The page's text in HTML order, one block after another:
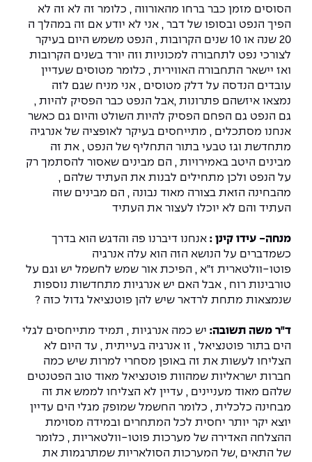
הסוסים מזמן כבר ברחו מהאורווה , כלומר זה לא זה לא
הפיך הנפט ובסופו של דבר , אני לא יודע אם זה במהלך ה
20 שנה או 10 שנים הקרובות , הנפט משמש היום בעיקר
לצורכי נפט לתחבורה למכוניות וזה יורד בשנים הקרובות
ואז יישאר התחבורה האווירית , כלומר מטוסים שעדיין
עובדים הנדסה על דלק מטוסים , אני מניח שגם לזה
נמצאו איזשהם פתרונות ,אבל הנפט כבר הפסיק להיות ,
גם הנפט גם הפחם הפסיק להיות השולט והיום גם כאשר
אנחנו מסתכלים , מתייחסים בעיקר לאופציה של אנרגיה
מתחדשת וגז טבעי בתור התחליף של הנפט , את זה
מבינים היטב באמירויות , הם מבינים שאסור להסתמך רק
על הנפט ולכן מתחילים לבנות את העתיד שלהם ,
מהבחינה הזאת בצורה מאוד נבונה , הם מבינים שזה
העתיד והם לא יוכלו לעצור את העתיד
מנחה- עידו קינן : אנחנו דיברנו פה והדגש הוא בדרך
כשמדברים על הנושא הזה הוא עלה אנרגיה
פוטו-וולטארית ז"א , הפיכת אור שמש לחשמל יש וגם על
טורבינות רוח , אבל האם יש אנרגיות מתחדשות נוספות
שנמצאות מתחת לרדאר שיש להן פוטנציאל גדול כזה ?
ד"ר משה תשובה: יש כמה אנרגיות , תמיד מתייחסים לגלי
הים בתור פוטנציאל , זו אנרגיה בעייתית , עד היום לא
הצליחו לעשות את זה באופן מסחרי למרות שיש כמה
חברות ישראליות שמהוות פוטנציאל מאוד טוב הפטנטים
שלהם מאוד מעניינים , עדיין לא הצליחו לממש את זה
מבחינה כלכלית , כלומר החשמל שמופק מגלי הים עדיין
יוצא יקר יותר יחסית לכל המתחרים ובמידה מסוימת
ההצלחה האדירה של מערכות פוטו-וולטאריות , כלומר
של התאים ,של המערכות הסולאריות שמתרגמות את